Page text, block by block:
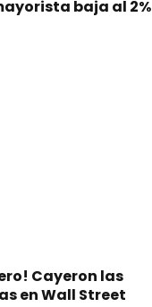
baja al 2%
Cayeron las
en Wall Street